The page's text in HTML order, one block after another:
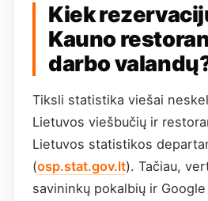
Kiek
Kauno
darbo
Tiksli statistika viešai
Lietuvos viešbučių ir
Lietuvos statistikos
(osp.stat.gov.lt). Tačiau,
savininkų pokalbių ir